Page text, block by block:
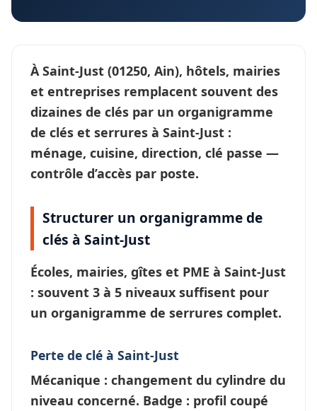
À Saint-Just (01250, Ain), hôtels, mairies
et entreprises remplacent souvent des
dizaines de clés par un organigramme
de clés et serrures à Saint-Just :
ménage, cuisine, direction, clé passe —
contrôle d’accès par poste.
Structurer un organigramme de
clés à Saint-Just
Écoles, mairies, gîtes et PME à Saint-Just
: souvent 3 à 5 niveaux suffisent pour
un organigramme de serrures complet.
Perte de clé à Saint-Just
Mécanique : changement du cylindre du
niveau concerné. Badge : profil coupé